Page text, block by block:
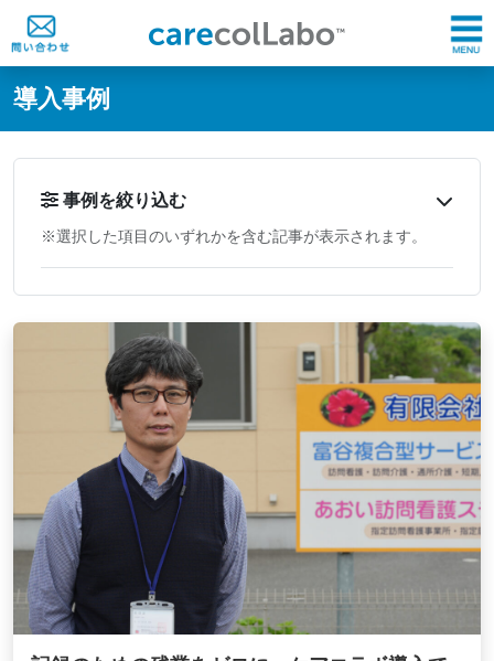
@ -0,0 +1,60 @@
導入事例
事例を絞り込む
※選択した項目のいずれかを含む記事が表示されます。